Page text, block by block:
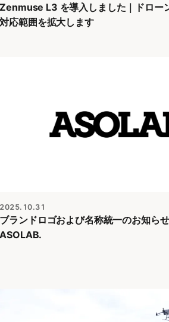
Zenmuse L3 を導入しました｜ドロー
対応範囲を拡大します
2025.10.31
ブランドロゴおよび名称統一のお知ら
ASOLAB.